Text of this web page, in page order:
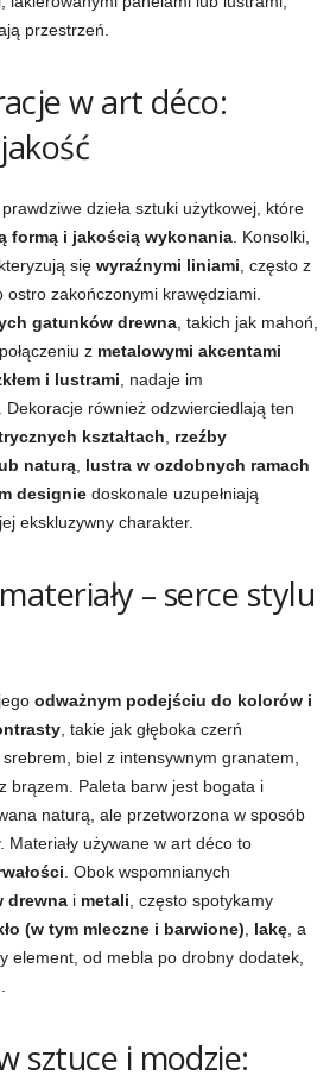
przestrzeń.
w art déco:
dzieła sztuki użytkowej, które
formą i jakością wykonania . Konsolki,
się wyraźnymi liniami , często z
zakończonymi krawędziami.
gatunków drewna , takich jak mahoń,
z metalowymi akcentami
i lustrami , nadaje im
również odzwierciedlają ten
kształtach
rzeźby
naturą lustra w ozdobnych ramach
designie doskonale uzupełniają
ekskluzywny charakter.
– serce stylu
odważnym podejściu do kolorów i
, takie jak głęboka czerń
biel z intensywnym granatem,
brązem. Paleta barw jest bogata i
naturą, ale przetworzona w sposób
Materiały używane w art déco to
. Obok wspomnianych
drewna i metali , często spotykamy
(w tym mleczne i barwione) lakę , a
element, od mebla po drobny dodatek,
sztuce i modzie: